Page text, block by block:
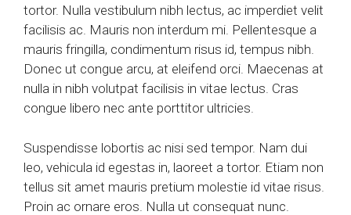
tortor. Nulla vestibulum nibh lectus, ac imperdiet velit
facilisis ac. Mauris non interdum mi. Pellentesque a
mauris fringilla, condimentum risus id, tempus nibh.
Donec ut congue arcu, at eleifend orci. Maecenas at
nulla in nibh volutpat facilisis in vitae lectus. Cras
congue libero nec ante porttitor ultricies.
Suspendisse lobortis ac nisi sed tempor. Nam dui
leo, vehicula id egestas in, laoreet a tortor. Etiam non
tellus sit amet mauris pretium molestie id vitae risus.
Proin ac ornare eros. Nulla ut consequat nunc.